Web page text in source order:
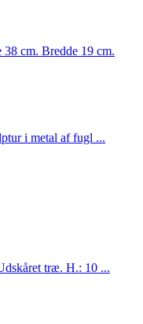
cm. Bredde 19 cm.
i metal af fugl ...
træ. H.: 10 ...